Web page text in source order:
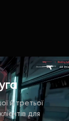
й третьої
для